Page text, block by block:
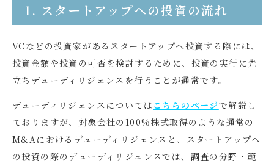
1. スタートアップへの投資の流れ
VC などの投資家があるスタートアップへ投資する際には、
投資金額や投資の可否を検討するために、投資の実行に先
立ちデューディリジェンスを行うことが通常です。
デューディリジェンスについては こちらのページで解説し
ておりますが、対象会社の 100%株式取得のような通常の
M&A におけるデューディリジェンスと、スタートアップへ
の投資の際のデューディリジェンスでは、調査の分野・範